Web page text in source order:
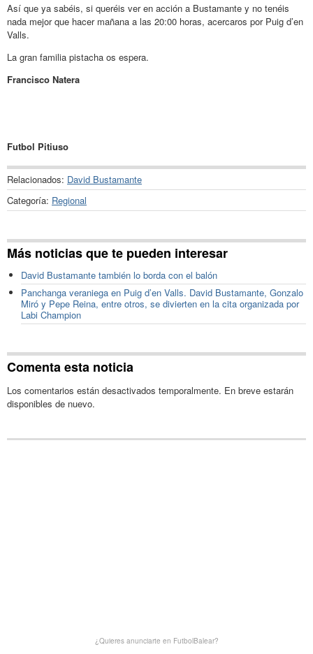
Así que ya sabéis, si queréis ver en acción a Bustamante y no tenéis
nada mejor que hacer mañana a las 20:00 horas, acercaros por Puig d’en
Valls.
La gran familia pistacha os espera.
Francisco Natera
Futbol Pitiuso
Relacionados: David Bustamante
Categoría: Regional
Más noticias que te pueden interesar
David Bustamante también lo borda con el balón
Panchanga veraniega en Puig d’en Valls. David Bustamante, Gonzalo
Miró y Pepe Reina, entre otros, se divierten en la cita organizada por
Labi Champion
Comenta esta noticia
Los comentarios están desactivados temporalmente. En breve estarán
disponibles de nuevo.
¿Quieres anunciarte en FutbolBalear?